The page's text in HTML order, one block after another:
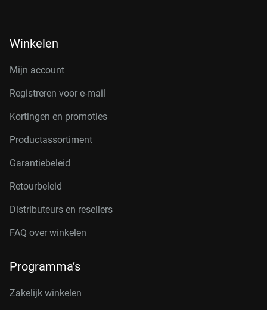
Winkelen
Mijn account
Registreren voor e-mail
Kortingen en promoties
Productassortiment
Garantiebeleid
Retourbeleid
Distributeurs en resellers
FAQ over winkelen
Programma’s
Zakelijk winkelen